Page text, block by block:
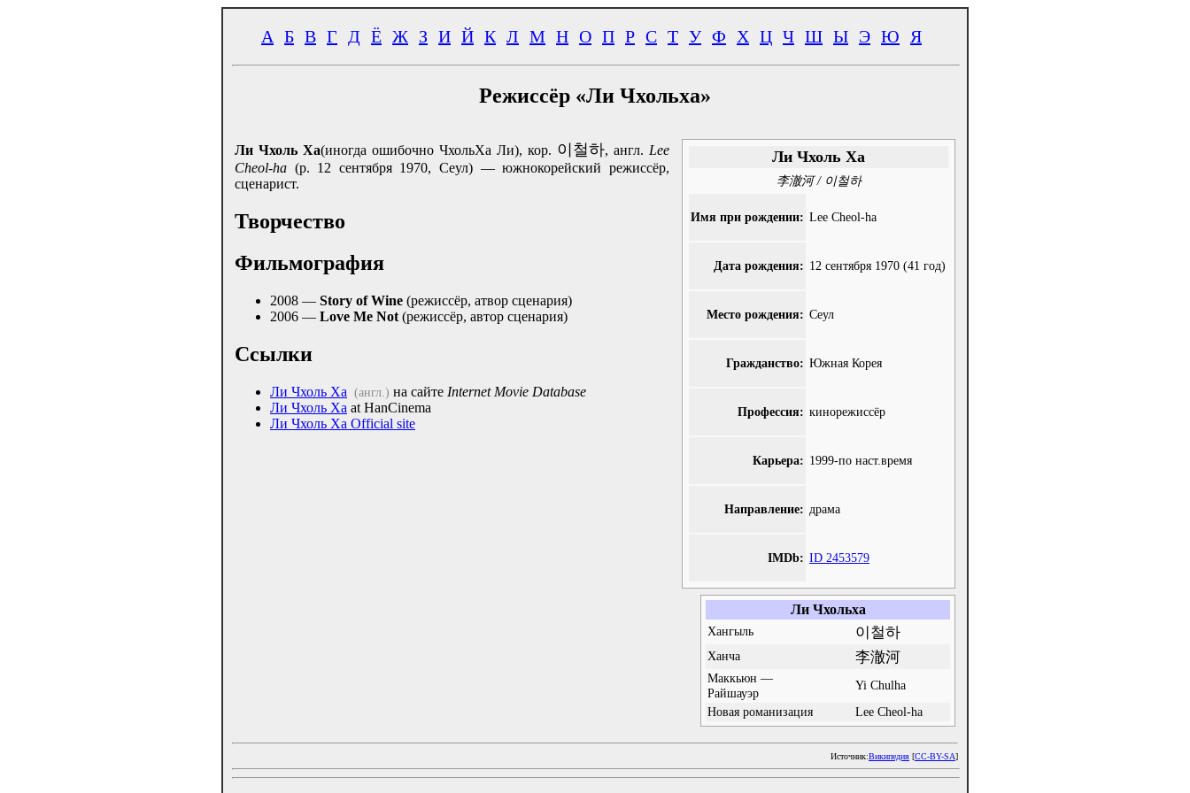
А Б В Г Д Ё Ж З И Й К Л М Н О П Р С Т У Ф Х Ц Ч Ш Ы Э Ю Я
Режиссёр «Ли Чхольха»
Ли Чхоль Ха
李澈河 / 이철하
Имя при рождении: Lee Cheol-ha
Дата рождения: 12 сентября 1970 (41 год)
Место рождения: Сеул
Гражданство: Южная Корея
Профессия: кинорежиссёр
Карьера: 1999-по наст.время
Направление: драма
IMDb: ID 2453579
Ли Чхольха
Хангыль 이철하
Ханча 李澈河
Маккьюн —
Райшауэр
Yi Chulha
Новая романизация
Lee Cheol-ha
Ли Чхоль Ха(иногда ошибочно ЧхольХа Ли), кор. 이철하, англ. Lee
Cheol-ha (р. 12 сентября 1970, Сеул) — южнокорейский режиссёр,
сценарист.
Творчество
Фильмография
2008 — Story of Wine (режиссёр, атвор сценария)
2006 — Love Me Not (режиссёр, автор сценария)
Ссылки
Ли Чхоль Ха (англ.) на сайте Internet Movie Database
Ли Чхоль Ха at HanCinema
Ли Чхоль Ха Official site
Источник:Википедия [CC-BY-SA]